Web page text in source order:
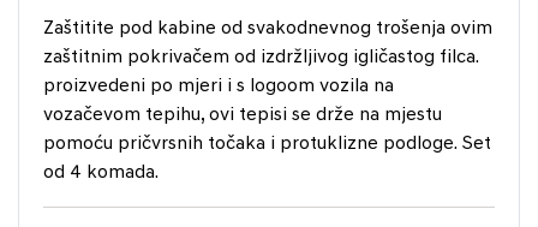
Zaštitite pod kabine od svakodnevnog trošenja ovim
zaštitnim pokrivačem od izdržljivog igličastog filca.
proizvedeni po mjeri i s logoom vozila na
vozačevom tepihu, ovi tepisi se drže na mjestu
pomoću pričvrsnih točaka i protuklizne podloge. Set
od 4 komada.